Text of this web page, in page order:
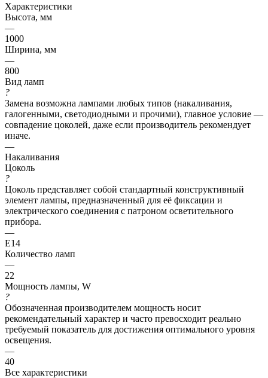
Характеристики
Высота, мм
—
1000
Ширина, мм
—
800
Вид ламп
?
Замена возможна лампами любых типов (накаливания,
галогенными, светодиодными и прочими), главное условие —
совпадение цоколей, даже если производитель рекомендует
иначе.
—
Накаливания
Цоколь
?
Цоколь представляет собой стандартный конструктивный
элемент лампы, предназначенный для её фиксации и
электрического соединения с патроном осветительного
прибора.
—
E14
Количество ламп
—
22
Мощность лампы, W
?
Обозначенная производителем мощность носит
рекомендательный характер и часто превосходит реально
требуемый показатель для достижения оптимального уровня
освещения.
—
40
Все характеристики